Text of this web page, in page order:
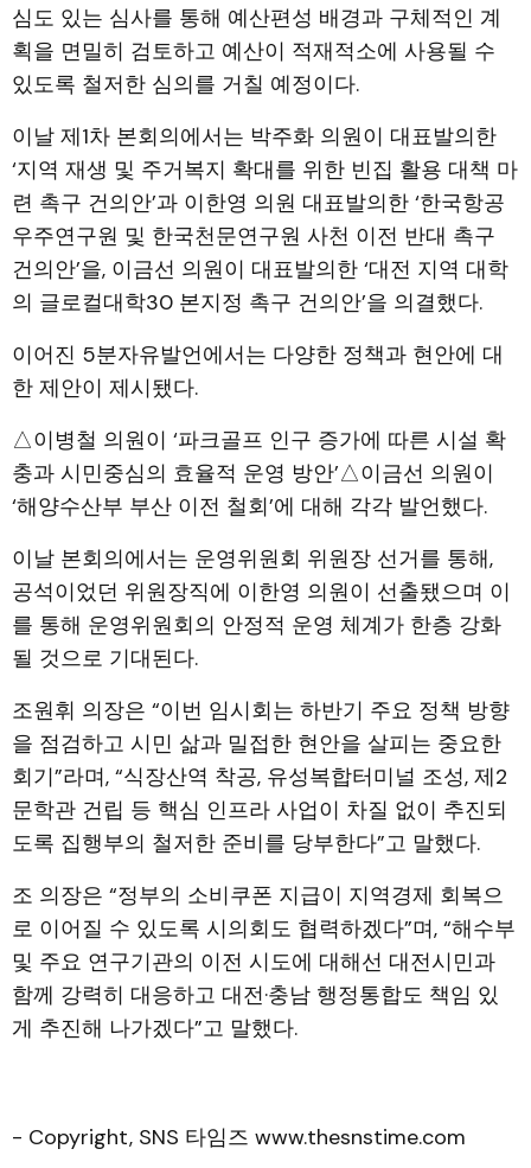
심도 있는 심사를 통해 예산편성 배경과 구체적인 계
획을 면밀히 검토하고 예산이 적재적소에 사용될 수
있도록 철저한 심의를 거칠 예정이다.
이날 제1차 본회의에서는 박주화 의원이 대표발의한
‘지역 재생 및 주거복지 확대를 위한 빈집 활용 대책 마
련 촉구 건의안’과 이한영 의원 대표발의한 ‘한국항공
우주연구원 및 한국천문연구원 사천 이전 반대 촉구
건의안’을, 이금선 의원이 대표발의한 ‘대전 지역 대학
의 글로컬대학30 본지정 촉구 건의안’을 의결했다.
이어진 5분자유발언에서는 다양한 정책과 현안에 대
한 제안이 제시됐다.
△이병철 의원이 ‘파크골프 인구 증가에 따른 시설 확
충과 시민중심의 효율적 운영 방안’△이금선 의원이
‘해양수산부 부산 이전 철회’에 대해 각각 발언했다.
이날 본회의에서는 운영위원회 위원장 선거를 통해,
공석이었던 위원장직에 이한영 의원이 선출됐으며 이
를 통해 운영위원회의 안정적 운영 체계가 한층 강화
될 것으로 기대된다.
조원휘 의장은 “이번 임시회는 하반기 주요 정책 방향
을 점검하고 시민 삶과 밀접한 현안을 살피는 중요한
회기”라며, “식장산역 착공, 유성복합터미널 조성, 제2
문학관 건립 등 핵심 인프라 사업이 차질 없이 추진되
도록 집행부의 철저한 준비를 당부한다”고 말했다.
조 의장은 “정부의 소비쿠폰 지급이 지역경제 회복으
로 이어질 수 있도록 시의회도 협력하겠다”며, “해수부
및 주요 연구기관의 이전 시도에 대해선 대전시민과
함께 강력히 대응하고 대전·충남 행정통합도 책임 있
게 추진해 나가겠다”고 말했다.
- Copyright, SNS 타임즈 www.thesnstime.com